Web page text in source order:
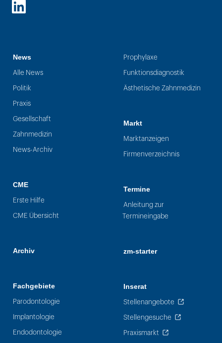
LinkedIn
News
Alle News
Politik
Praxis
Gesellschaft
Zahnmedizin
News-Archiv
CME
Erste Hilfe
CME Übersicht
Archiv
Fachgebiete
Parodontologie
Implantologie
Endodontologie
Prophylaxe
Funktionsdiagnostik
Ästhetische Zahnmedizin
Markt
Marktanzeigen
Firmenverzeichnis
Termine
Anleitung zur
Termineingabe
zm-starter
Inserat
Stellenangebote
Stellengesuche
Praxismarkt